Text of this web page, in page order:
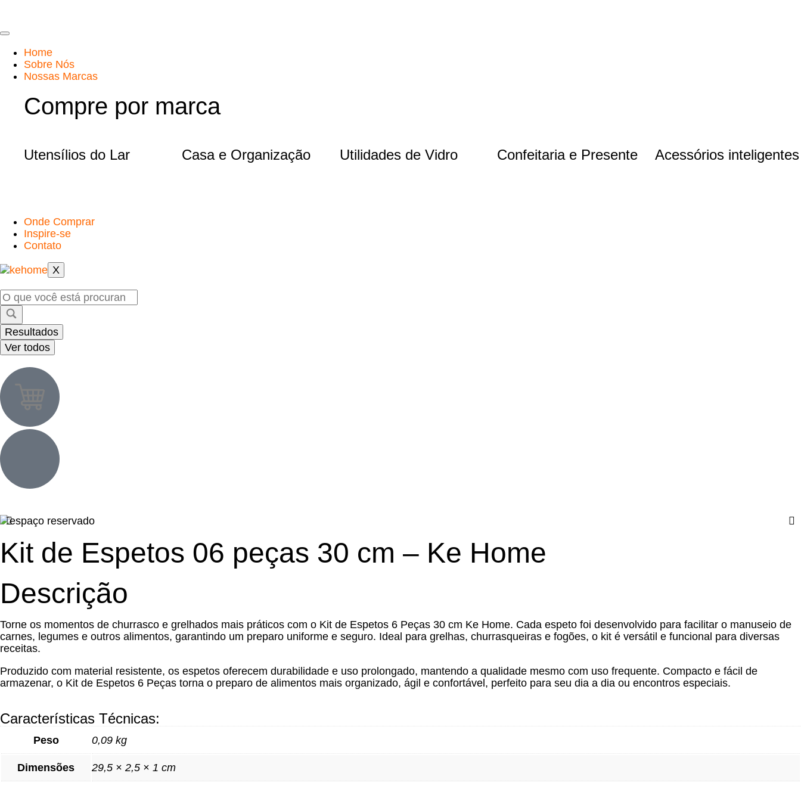
Home
Sobre Nós
Nossas Marcas
Compre por marca
Utensílios do Lar Casa e Organização Utilidades de Vidro Confeitaria e Presente Acessórios inteligentes
Onde Comprar
Inspire-se
Contato
X
Resultados
Ver todos
Kit de Espetos 06 peças 30 cm – Ke Home
Descrição
Torne os momentos de churrasco e grelhados mais práticos com o Kit de Espetos 6 Peças 30 cm Ke Home. Cada espeto foi desenvolvido para facilitar o manuseio de
carnes, legumes e outros alimentos, garantindo um preparo uniforme e seguro. Ideal para grelhas, churrasqueiras e fogões, o kit é versátil e funcional para diversas
receitas.
Produzido com material resistente, os espetos oferecem durabilidade e uso prolongado, mantendo a qualidade mesmo com uso frequente. Compacto e fácil de
armazenar, o Kit de Espetos 6 Peças torna o preparo de alimentos mais organizado, ágil e confortável, perfeito para seu dia a dia ou encontros especiais.
Características Técnicas:
Peso 0,09 kg
Dimensões 29,5 × 2,5 × 1 cm